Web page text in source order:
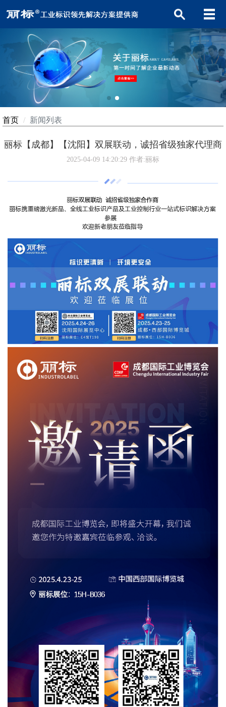
首页 新闻列表
丽标【成都】【沈阳】双展联动，诚招省级独家代理商
2025-04-09 14:20:29 作者:丽标